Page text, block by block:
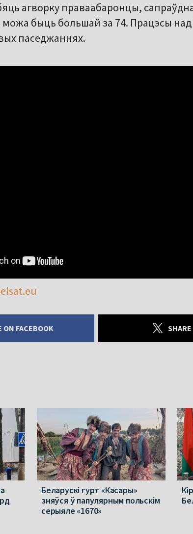
агворку праваабаронцы, сапраўдная
быць большай за 74. Працэсы над
паседжаннях.
ON FACEBOOK
Беларускі гурт «Касары»
зняўся ў папулярным польскім
серыяле «1670»